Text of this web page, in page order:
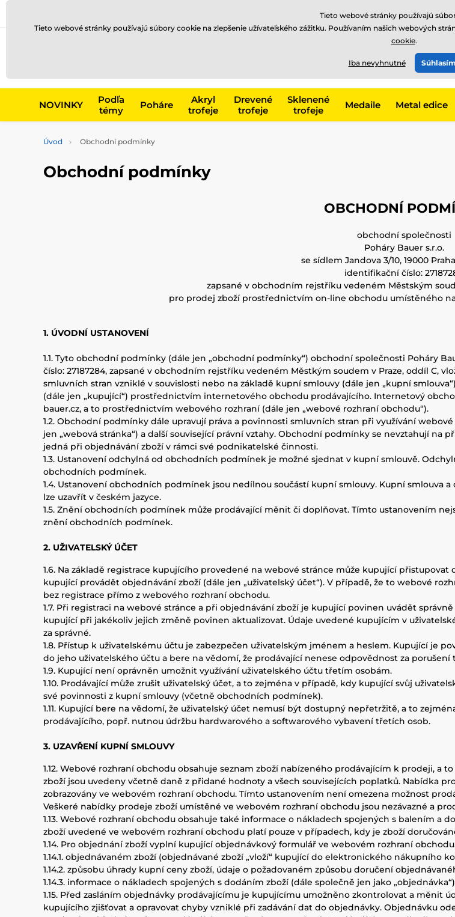
EUR
NOVINKY
Podľa
témy
Poháre
Akryl
trofeje
Drevené
trofeje
Sklenené
trofeje
Medaile Metal edice
Úvod Obchodní podmínky
Obchodní podmínky
OBCHODNÍ
obchodní společnosti
Poháry Bauer s.r.o.
se sídlem Jandova 3/10, 19000
identifikační číslo:
zapsané v obchodním rejstříku vedeném Městským
pro prodej zboží prostřednictvím on-line obchodu umístěného
1. ÚVODNÍ USTANOVENÍ
1.1. Tyto obchodní podmínky (dále jen „obchodní podmínky“) obchodní společnosti Poháry
číslo: 27187284, zapsané v obchodním rejstříku vedeném Městkým soudem v Praze, oddíl C,
smluvních stran vzniklé v souvislosti nebo na základě kupní smlouvy (dále jen „kupní
(dále jen „kupující“) prostřednictvím internetového obchodu prodávajícího. Internetový
bauer.cz, a to prostřednictvím webového rozhraní (dále jen „webové rozhraní obchodu“).
1.2. Obchodní podmínky dále upravují práva a povinnosti smluvních stran při využívání
jen „webová stránka“) a další související právní vztahy. Obchodní podmínky se nevztahují na
jedná při objednávání zboží v rámci své podnikatelské činnosti.
1.3. Ustanovení odchylná od obchodních podmínek je možné sjednat v kupní smlouvě.
obchodních podmínek.
1.4. Ustanovení obchodních podmínek jsou nedílnou součástí kupní smlouvy. Kupní smlouva
lze uzavřít v českém jazyce.
1.5. Znění obchodních podmínek může prodávající měnit či doplňovat. Tímto ustanovením
znění obchodních podmínek.
2. UŽIVATELSKÝ ÚČET
1.6. Na základě registrace kupujícího provedené na webové stránce může kupující
kupující provádět objednávání zboží (dále jen „uživatelský účet“). V případě, že to webové
bez registrace přímo z webového rozhraní obchodu.
1.7. Při registraci na webové stránce a při objednávání zboží je kupující povinen uvádět
kupující při jakékoliv jejich změně povinen aktualizovat. Údaje uvedené kupujícím v
za správné.
1.8. Přístup k uživatelskému účtu je zabezpečen uživatelským jménem a heslem. Kupující je
do jeho uživatelského účtu a bere na vědomí, že prodávající nenese odpovědnost za
1.9. Kupující není oprávněn umožnit využívání uživatelského účtu třetím osobám.
1.10. Prodávající může zrušit uživatelský účet, a to zejména v případě, kdy kupující svůj
své povinnosti z kupní smlouvy (včetně obchodních podmínek).
1.11. Kupující bere na vědomí, že uživatelský účet nemusí být dostupný nepřetržitě, a to
prodávajícího, popř. nutnou údržbu hardwarového a softwarového vybavení třetích osob.
3. UZAVŘENÍ KUPNÍ SMLOUVY
1.12. Webové rozhraní obchodu obsahuje seznam zboží nabízeného prodávajícím k prodeji,
zboží jsou uvedeny včetně daně z přidané hodnoty a všech souvisejících poplatků. Nabídka
zobrazovány ve webovém rozhraní obchodu. Tímto ustanovením není omezena možnost
Veškeré nabídky prodeje zboží umístěné ve webovém rozhraní obchodu jsou nezávazné a
1.13. Webové rozhraní obchodu obsahuje také informace o nákladech spojených s balením a
zboží uvedené ve webovém rozhraní obchodu platí pouze v případech, kdy je zboží
1.14. Pro objednání zboží vyplní kupující objednávkový formulář ve webovém rozhraní
1.14.1. objednávaném zboží (objednávané zboží „vloží“ kupující do elektronického nákupního
1.14.2. způsobu úhrady kupní ceny zboží, údaje o požadovaném způsobu doručení
1.14.3. informace o nákladech spojených s dodáním zboží (dále společně jen jako
1.15. Před zasláním objednávky prodávajícímu je kupujícímu umožněno zkontrolovat a měnit
kupujícího zjišťovat a opravovat chyby vzniklé při zadávání dat do objednávky. Objednávku
Tieto webové stránky používajú
Tieto webové stránky používajú súbory cookie na zlepšenie užívateľského zážitku. Používaním našich webových
cookie.
Iba nevyhnutné Súhlasím